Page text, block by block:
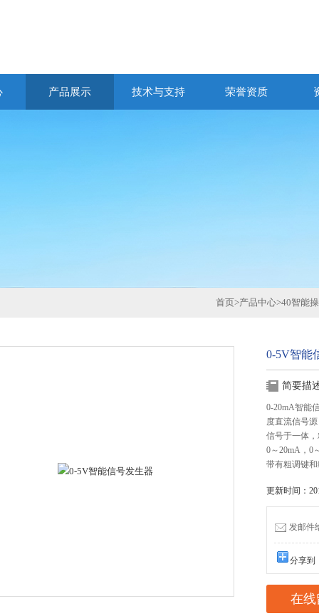
产品展示 技术与支持 荣誉资质
首页>产品中心>40智能
0-5V智能
简要描
0-20mA智能
度直流信号
信号于一体
0～20mA，0
带有粗调键
更新时间：
发邮件
分享到
在线